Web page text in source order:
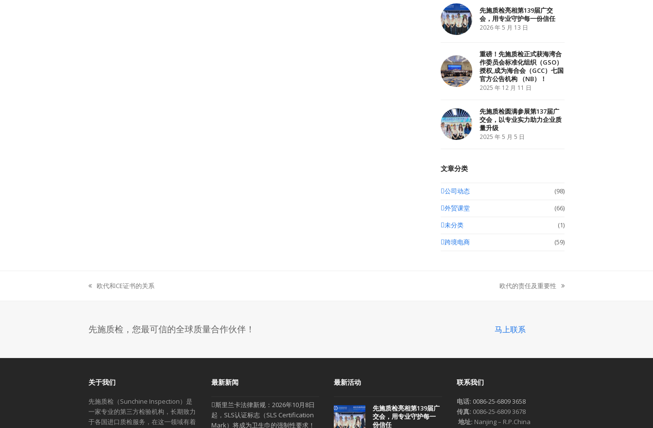
先施质检亮相第139届广交
会，用专业守护每一份信任
2026 年 5 月 13 日
重磅！先施质检正式获海湾合
作委员会标准化组织（GSO）
授权,成为海合会（GCC）七国
官方公告机构 （NB）！
2025 年 12 月 11 日
先施质检圆满参展第137届广
交会，以专业实力助力企业质
量升级
2025 年 5 月 5 日
文章分类
公司动态
(98)
外贸课堂
(66)
未分类
(1)
跨境电商
(59)
previous
欧代和CE证书的关系
next
欧代的责任及重要性
先施质检，您最可信的全球质量合作伙伴！ 马上联系
关于我们
先施质检（Sunchine Inspection）是
一家专业的第三方检验机构，长期致力
于各国进口质检服务，在这一领域有着
最新新闻
斯里兰卡法律新规：2026年10月8日
起，SLS认证标志（SLS Certification
Mark）将成为卫生巾的强制性要求！
最新活动
先施质检亮相第139届广
交会，用专业守护每一
份信任
联系我们
电话: 0086-25-6809 3658
传真: 0086-25-6809 3678
地址: Nanjing – R.P.China